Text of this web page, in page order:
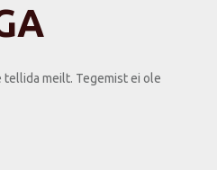
tellida meilt. Tegemist ei ole